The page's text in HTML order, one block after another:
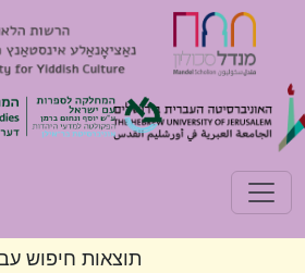
Toggle navigation
תוצאות חיפוש עבור